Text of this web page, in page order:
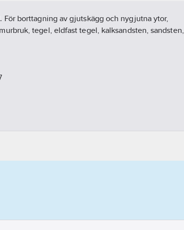
För borttagning av gjutskägg och nygjutna ytor,
tegel, eldfast tegel, kalksandsten, sandsten,